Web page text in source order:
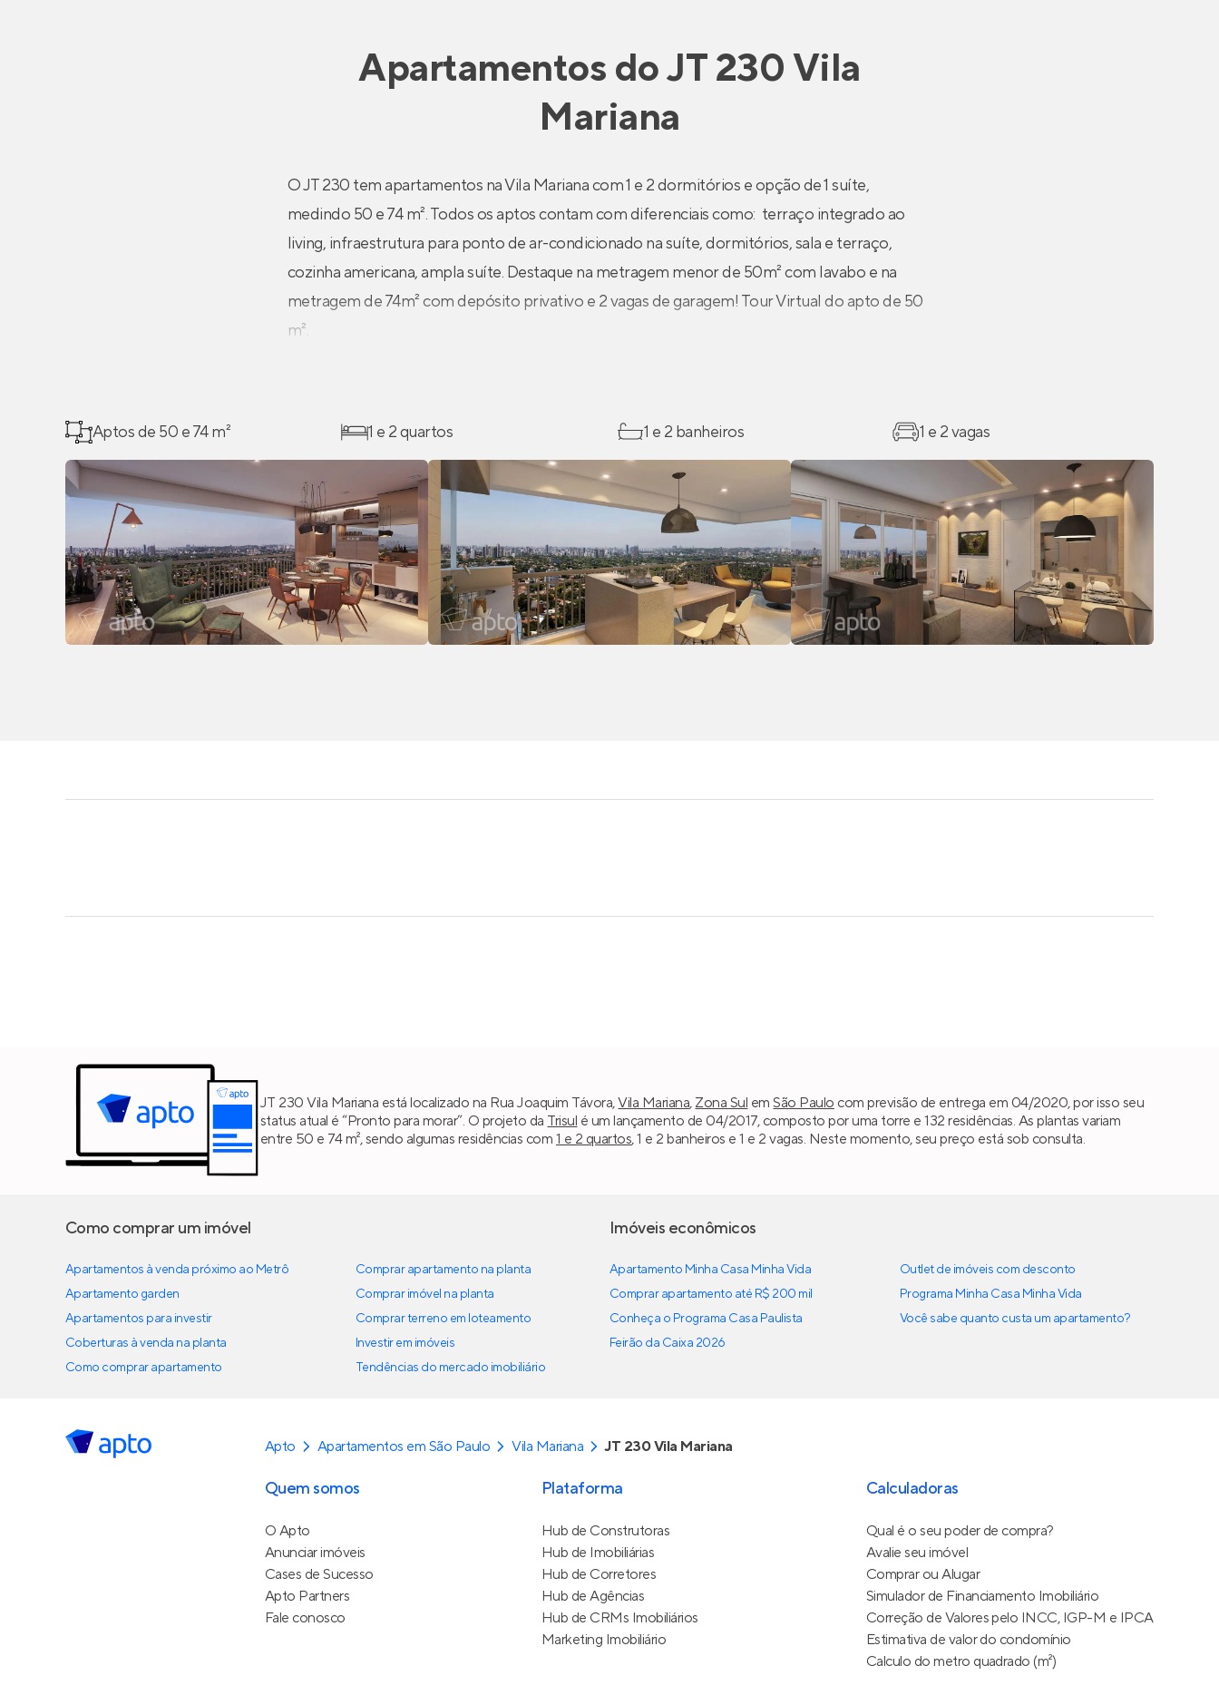
Apartamentos doJT 230 Vila
Mariana
O JT 230 tem apartamentos na Vila Mariana com 1 e 2 dormitórios e opção de 1 suíte,
medindo 50 e 74 m². Todos os aptos contam com diferenciais como: terraço integrado ao
living, infraestrutura para ponto de ar-condicionado na suíte, dormitórios, sala e terraço,
cozinha americana, ampla suíte. Destaque na metragem menor de 50m² com lavabo e na
metragem de 74m² com depósito privativo e 2 vagas de garagem! Tour Virtual do apto de 50
m².
Aptos de 50 e 74 m² 1 e 2 quartos 1 e 2 banheiros 1 e 2 vagas
JT 230 Vila Mariana está localizado na Rua Joaquim Távora,Vila Mariana, Zona Sul emSão Paulo com previsão de entrega em 04/2020, por isso seu
status atual é “Pronto para morar”. O projeto da Trisul é um lançamento de 04/2017, composto por uma torre e 132 residências. As plantas variam
entre 50 e 74 m², sendo algumas residências com 1 e 2 quartos, 1 e 2 banheiros e 1 e 2 vagas. Neste momento, seu preço está sob consulta.
Como comprar um imóvel
Apartamentos à venda próximo ao Metrô
Apartamento garden
Apartamentos para investir
Coberturas à venda na planta
Como comprar apartamento
Comprar apartamento na planta
Comprar imóvel na planta
Comprar terreno em loteamento
Investir em imóveis
Tendências do mercado imobiliário
Imóveis econômicos
Apartamento Minha Casa Minha Vida
Comprar apartamento até R$ 200 mil
Conheça o Programa Casa Paulista
Feirão da Caixa 2026
Outlet de imóveis com desconto
Programa Minha Casa Minha Vida
Você sabe quanto custa um apartamento?
Apto Apartamentos em São Paulo Vila Mariana JT 230 Vila Mariana
Quem somos
O Apto
Anunciar imóveis
Cases de Sucesso
Apto Partners
Fale conosco
Plataforma
Hub de Construtoras
Hub de Imobiliárias
Hub de Corretores
Hub de Agências
Hub de CRMs Imobiliários
Marketing Imobiliário
Calculadoras
Qual é o seu poder de compra?
Avalie seu imóvel
Comprar ou Alugar
Simulador de Financiamento Imobiliário
Correção de Valores pelo INCC, IGP-M e IPCA
Estimativa de valor do condomínio
Calculo do metro quadrado (m²)